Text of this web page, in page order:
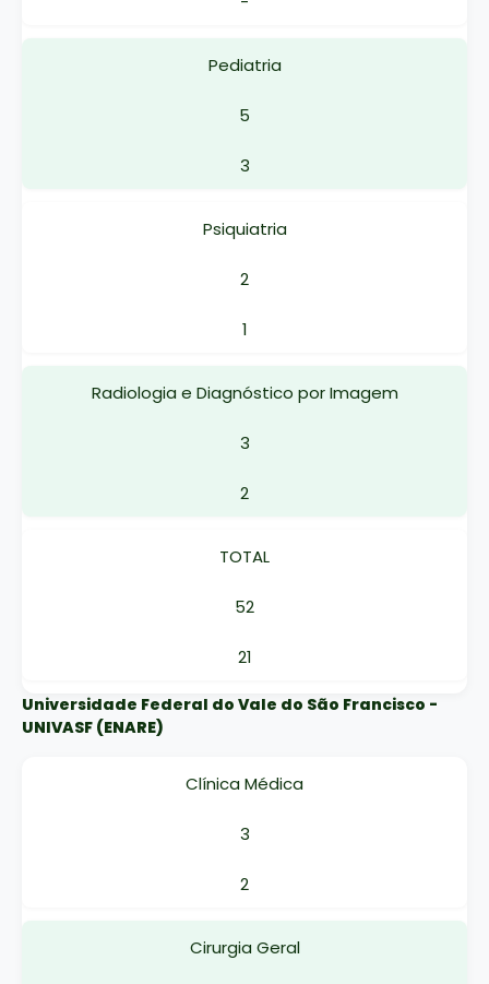
Pediatria
5
3
Psiquiatria
2
1
Radiologia e Diagnóstico por Imagem
3
2
TOTAL
52
21
Universidade Federal do Vale do São Francisco -
UNIVASF (ENARE)
Clínica Médica
3
2
Cirurgia Geral